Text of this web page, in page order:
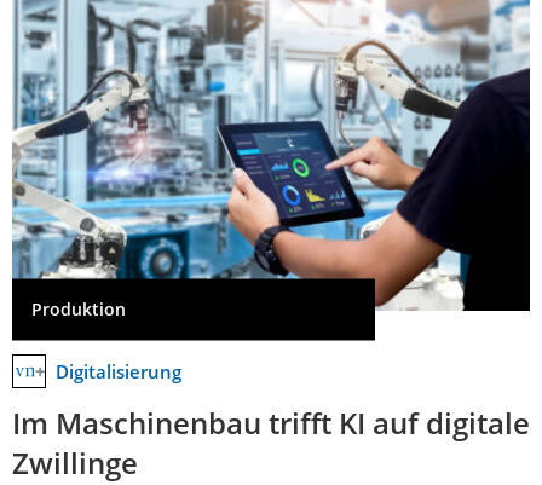
Produktion
Digitalisierung
Im Maschinenbau trifft KI auf digitale
Zwillinge